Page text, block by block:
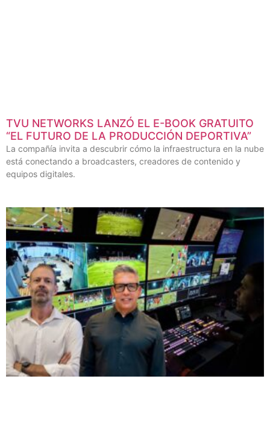
TVU NETWORKS LANZÓ EL E-BOOK GRATUITO
“EL FUTURO DE LA PRODUCCIÓN DEPORTIVA”
La compañía invita a descubrir cómo la infraestructura en la nube
está conectando a broadcasters, creadores de contenido y
equipos digitales.